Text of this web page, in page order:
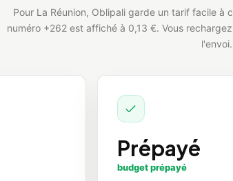
Pour La Réunion, Oblipali garde un tarif facile à
numéro +262 est affiché à 0,13 €. Vous
l'envoi.
Prépayé
budget prépayé